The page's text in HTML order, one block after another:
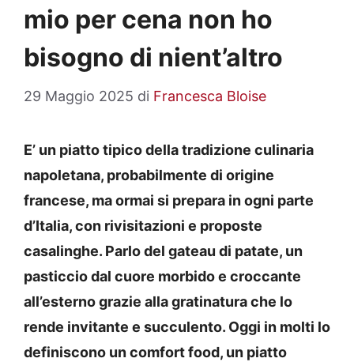
mio per cena non ho
bisogno di nient’altro
29 Maggio 2025 di Francesca Bloise
E’ un piatto tipico della tradizione culinaria
napoletana, probabilmente di origine
francese, ma ormai si prepara in ogni parte
d’Italia, con rivisitazioni e proposte
casalinghe. Parlo del gateau di patate, un
pasticcio dal cuore morbido e croccante
all’esterno grazie alla gratinatura che lo
rende invitante e succulento. Oggi in molti lo
definiscono un comfort food, un piatto